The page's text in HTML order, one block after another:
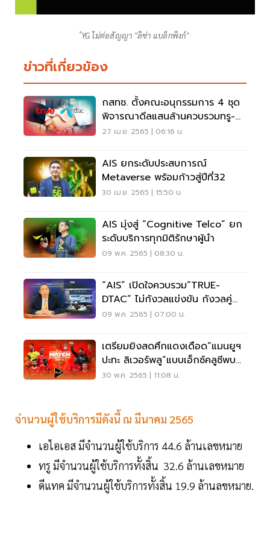
ํYG ไม่ต่อสัญญา "ลิซ่า แบล็กพิงก์"
ข่าวที่เกี่ยวข้อง
กสทช. ตั้งคณะอนุกรรมการ 4 ชุด
พิจารณาดีลแสนล้านควบรวมทรู-ดี
แทค
27 เม.ย. 2565 | 06:16 น.
AIS ยกระดับประสบการณ์
Metaverse พร้อมก้าวสู่ปีที่32
30 เม.ย. 2565 | 15:50 น.
AIS มุ่งสู่ “Cognitive Telco” ยก
ระดับบริการทุกมิติรักษาผู้นำ
09 พ.ค. 2565 | 08:30 น.
“AIS” เปิดใจควบรวม“TRUE-
DTAC” ไม่กังวลแข่งขัน กังวลคู่
แข่งได้คลื่นเพิ่ม
09 พ.ค. 2565 | 07:00 น.
เตรียมยิงสดศึกแดงเดือด”แมนยูฯ
ปะทะ ลิเวอร์พลู”แบบเอ็กซ์คลูซีพบน
AIS PLAY
30 พ.ค. 2565 | 11:08 น.
จำนวนผู้ใช้บริการมีดังนี้ ณ มีนาคม 2565
เอไอเอส มีจำนวนผู้ใช้บริการ 44.6 ล้านเลขหมาย
ทรู มีจำนวนผู้ใช้บริการทั้งสิ้น 32.6 ล้านเลขหมาย
ดีแทค มีจำนวนผู้ใช้บริการทั้งสิ้น 19.9 ล้านลขหมาย.